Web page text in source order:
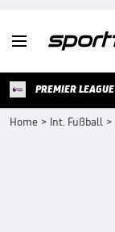

PREMIER LEAGUE
Home > Int. Fußball >